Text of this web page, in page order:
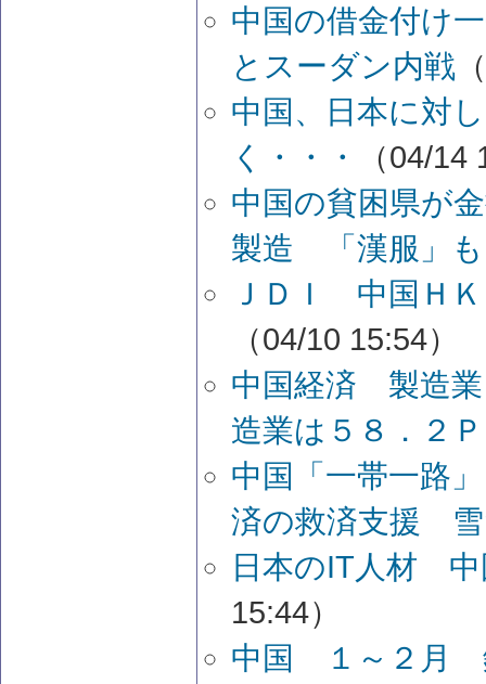
中国の借金付け
とスーダン内戦
中国、日本に対
く・・・
（04/14
中国の貧困県が
製造 「漢服」も
ＪＤＩ 中国Ｈ
（04/10 15:54）
中国経済 製造業
造業は５８．２
中国「一帯一路
済の救済支援
日本のIT人材 中
15:44）
中国 １～２月